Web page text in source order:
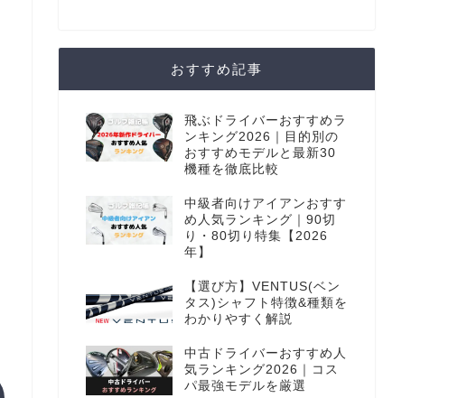
おすすめ記事
飛ぶドライバーおすすめラ
ンキング2026｜目的別の
おすすめモデルと最新30
機種を徹底比較
中級者向けアイアンおすす
め人気ランキング｜90切
り・80切り特集【2026
年】
【選び方】VENTUS(ベン
タス)シャフト特徴&種類を
わかりやすく解説
中古ドライバーおすすめ人
気ランキング2026｜コス
パ最強モデルを厳選